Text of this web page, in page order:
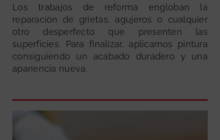
Los trabajos de reforma engloban la
reparación de grietas, agujeros o cualquier
otro desperfecto que presenten las
superficies. Para finalizar, aplicamos pintura
consiguiendo un acabado duradero y una
apariencia nueva.